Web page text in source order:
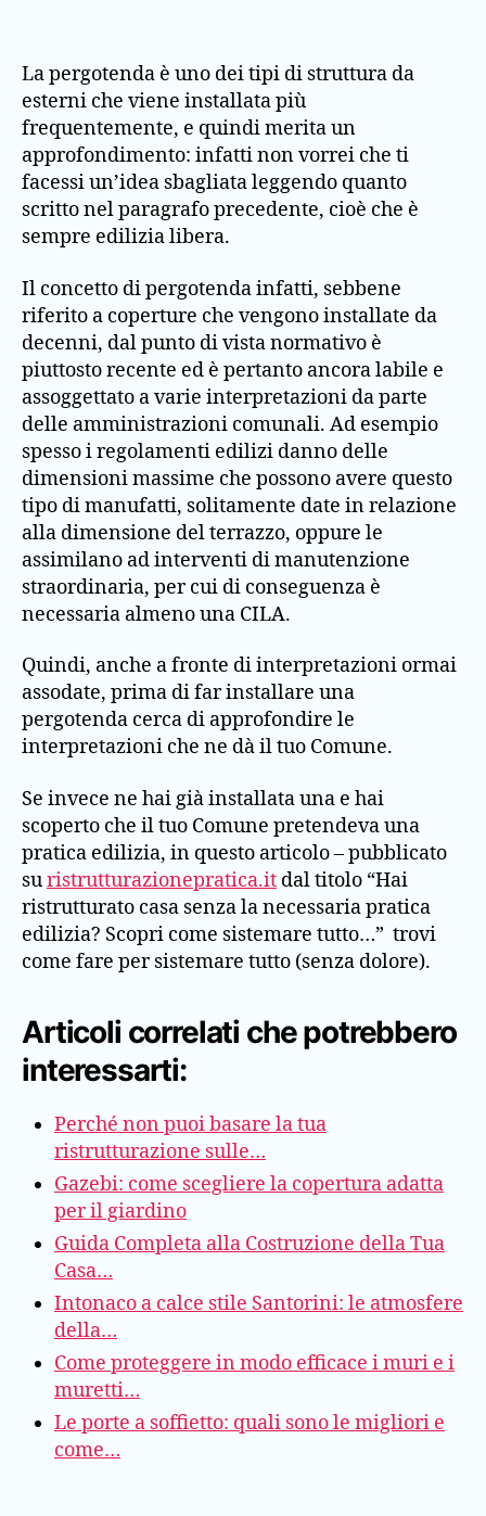
La pergotenda è uno dei tipi di struttura da
esterni che viene installata più
frequentemente, e quindi merita un
approfondimento: infatti non vorrei che ti
facessi un’idea sbagliata leggendo quanto
scritto nel paragrafo precedente, cioè che è
sempre edilizia libera.
Il concetto di pergotenda infatti, sebbene
riferito a coperture che vengono installate da
decenni, dal punto di vista normativo è
piuttosto recente ed è pertanto ancora labile e
assoggettato a varie interpretazioni da parte
delle amministrazioni comunali. Ad esempio
spesso i regolamenti edilizi danno delle
dimensioni massime che possono avere questo
tipo di manufatti, solitamente date in relazione
alla dimensione del terrazzo, oppure le
assimilano ad interventi di manutenzione
straordinaria, per cui di conseguenza è
necessaria almeno una CILA.
Quindi, anche a fronte di interpretazioni ormai
assodate, prima di far installare una
pergotenda cerca di approfondire le
interpretazioni che ne dà il tuo Comune.
Se invece ne hai già installata una e hai
scoperto che il tuo Comune pretendeva una
pratica edilizia, in questo articolo – pubblicato
suristrutturazionepratica.it dal titolo “Hai
ristrutturato casa senza la necessaria pratica
edilizia? Scopri come sistemare tutto…” trovi
come fare per sistemare tutto (senza dolore).
Articoli correlati che potrebbero
interessarti:
Perché non puoi basare la tua
ristrutturazione sulle…
Gazebi: come scegliere la copertura adatta
per il giardino
Guida Completa alla Costruzione della Tua
Casa…
Intonaco a calce stile Santorini: le atmosfere
della…
Come proteggere in modo efficace i muri e i
muretti…
Le porte a soffietto: quali sono le migliori e
come…